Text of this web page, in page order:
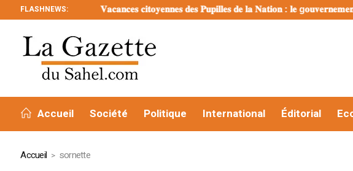
FLASHNEWS: 𝐕𝐚𝐜𝐚𝐧𝐜𝐞𝐬 𝐜𝐢𝐭𝐨𝐲𝐞𝐧𝐧𝐞𝐬 𝐝𝐞𝐬 𝐏𝐮𝐩𝐢𝐥𝐥𝐞𝐬 𝐝𝐞 𝐥𝐚 𝐍𝐚𝐭𝐢𝐨𝐧 : 𝐥𝐞 g𝐨𝐮𝐯𝐞𝐫𝐧𝐞𝐦𝐞𝐧𝐭
Accueil Société Politique International Éditorial
Accueil sornette